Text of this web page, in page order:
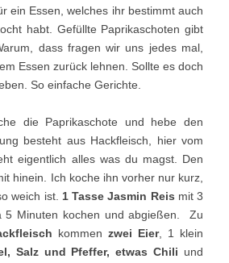
ein Essen, welches ihr bestimmt auch
habt. Gefüllte Paprikaschoten gibt
dass fragen wir uns jedes mal,
Essen zurück lehnen. Sollte es doch
So einfache Gerichte.
die Paprikaschote und hebe den
besteht aus Hackfleisch, hier vom
eigentlich alles was du magst. Den
hinein. Ich koche ihn vorher nur kurz,
weich ist. 1 Tasse Jasmin Reis mit 3
5 Minuten kochen und abgießen. Zu
kommen zwei Eier, 1 klein
Salz und Pfeffer, etwas Chili und